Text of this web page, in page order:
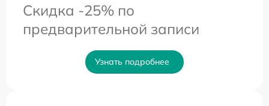
Скидка -25% по
предварительной записи
Узнать подробнее